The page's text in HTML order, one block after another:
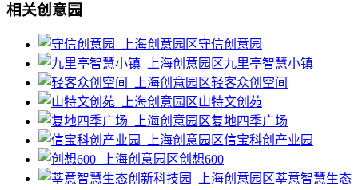
相关创意园
守信创意园
九里亭智慧小镇
轻客众创空间
山特文创苑
复地四季广场
信宝科创产业园
创想600
莘意智慧生态